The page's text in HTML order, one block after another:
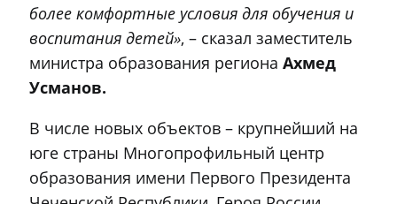
более комфортные условия для обучения и
воспитания детей», – сказал заместитель
министра образования региона Ахмед
Усманов.
В числе новых объектов – крупнейший на
юге страны Многопрофильный центр
образования имени Первого Президента